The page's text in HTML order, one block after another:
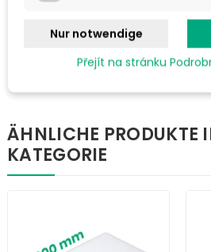
Schützende
Gewächshäuser, Ställe und
ÄHNLICHE PRODUKTE
KATEGORIE
Nur notwendige
Přejít na stránku